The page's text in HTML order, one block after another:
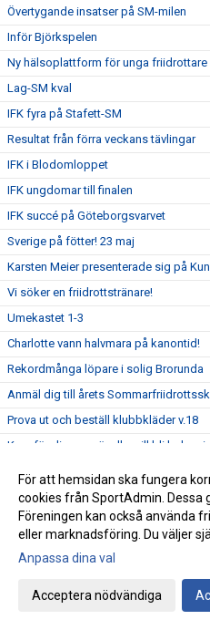
Övertygande insatser på SM-milen
Inför Björkspelen
Ny hälsoplattform för unga friidrottare
Lag-SM kval
IFK fyra på Stafett-SM
Resultat från förra veckans tävlingar
IFK i Blodomloppet
IFK ungdomar till finalen
IFK succé på Göteborgsvarvet
Sverige på fötter! 23 maj
Karsten Meier presenterade sig på
Vi söker en friidrottstränare!
Umekastet 1-3
Charlotte vann halvmara på kanontid!
Rekordmånga löpare i solig Brorunda
Anmäl dig till årets
Prova ut och beställ klubbkläder v.18
Kurs för dig som är eller vill bli ledare i
Rekordfart på Löparnas Kväll
Träning för att bli en snabbare löpare,
Resultat Björkspelen inomhus 2019
Ungdoms-SM i Västerås med Stella
För att hemsidan ska fungera
cookies från SportAdmin. Dessa
Föreningen kan också använda
eller marknadsföring. Du väljer
Anpassa dina val
Acceptera nödvändiga